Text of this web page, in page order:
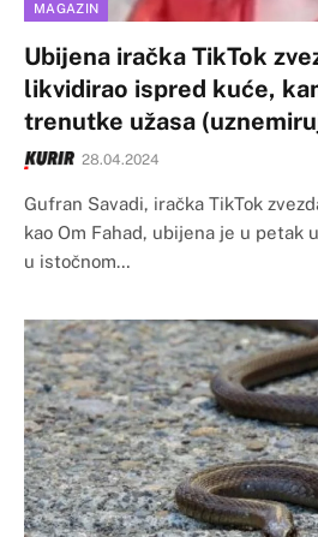
MAGAZIN
Ubijena iračka TikTok
likvidirao ispred kuće,
trenutke užasa
28.04.2024
Gufran Savadi, iračka TikTok
kao Om Fahad, ubijena je u petak
u istočnom…